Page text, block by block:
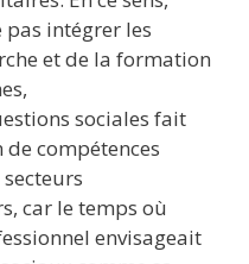
pas intégrer les
et de la formation
sociales fait
compétences
car le temps où
envisageait